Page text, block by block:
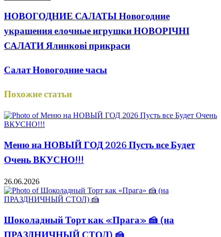
НОВОГОДНИЕ САЛАТЫ Новогодние
украшения елочные игрушки НОВОРІЧНІ
САЛАТИ Ялинкові прикраси
Салат Новогодние часы
Похожие статьи
Меню на НОВЫЙ ГОД 2026 Пусть все Будет
Очень ВКУСНО!!!
26.06.2026
Шоколадный Торт как «Прага» 🍰 (на